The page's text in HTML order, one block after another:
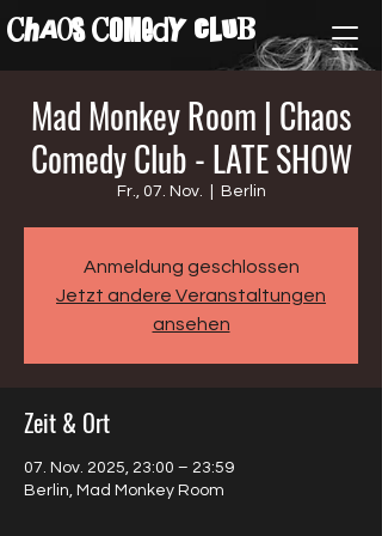
ChAos COMedY cLuB
Mad Monkey Room | Chaos
Comedy Club - LATE SHOW
Fr., 07. Nov. Berlin
Anmeldung geschlossen
Jetzt andere Veranstaltungen
ansehen
Zeit & Ort
07. Nov. 2025, 23:00 – 23:59
Berlin, Mad Monkey Room